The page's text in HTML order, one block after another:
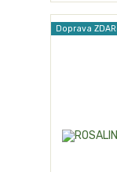
Doprava